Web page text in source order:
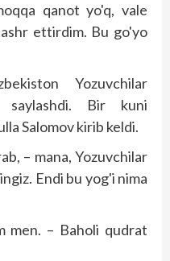
qanot yo'q, vale
ettirdim. Bu go'yo
Yozuvchilar
saylashdi. Bir kuni
Salomov kirib keldi.
– mana, Yozuvchilar
Endi bu yo­­­g'i nima
men. – Baholi qud­rat